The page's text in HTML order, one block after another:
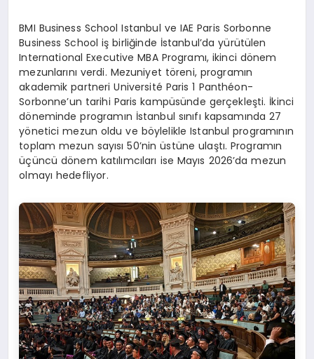
BMI Business School Istanbul ve IAE Paris Sorbonne
Business School iş birliğinde İstanbul’da yürütülen
International Executive MBA Programı, ikinci dönem
mezunlarını verdi. Mezuniyet töreni, programın
akademik partneri Université Paris 1 Panthéon-
Sorbonne’un tarihi Paris kampüsünde gerçekleşti. İkinci
döneminde programın İstanbul sınıfı kapsamında 27
yönetici mezun oldu ve böylelikle Istanbul programının
toplam mezun sayısı 50’nin üstüne ulaştı. Programın
üçüncü dönem katılımcıları ise Mayıs 2026’da mezun
olmayı hedefliyor.